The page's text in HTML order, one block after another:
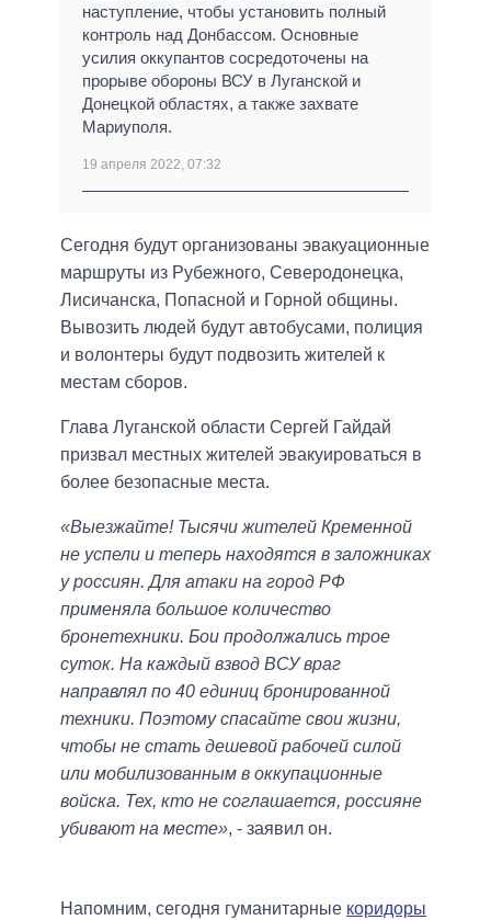
наступление, чтобы установить полный
контроль над Донбассом. Основные
усилия оккупантов сосредоточены на
прорыве обороны ВСУ в Луганской и
Донецкой областях, а также захвате
Мариуполя.
19 апреля 2022, 07:32
Сегодня будут организованы эвакуационные
маршруты из Рубежного, Северодонецка,
Лисичанска, Попасной и Горной общины.
Вывозить людей будут автобусами, полиция
и волонтеры будут подвозить жителей к
местам сборов.
Глава Луганской области Сергей Гайдай
призвал местных жителей эвакуироваться в
более безопасные места.
«Выезжайте! Тысячи жителей Кременной
не успели и теперь находятся в заложниках
у россиян. Для атаки на город РФ
применяла большое количество
бронетехники. Бои продолжались трое
суток. На каждый взвод ВСУ враг
направлял по 40 единиц бронированной
техники. Поэтому спасайте свои жизни,
чтобы не стать дешевой рабочей силой
или мобилизованным в оккупационные
войска. Тех, кто не соглашается, россияне
убивают на месте», - заявил он.
Напомним, сегодня гуманитарные коридоры